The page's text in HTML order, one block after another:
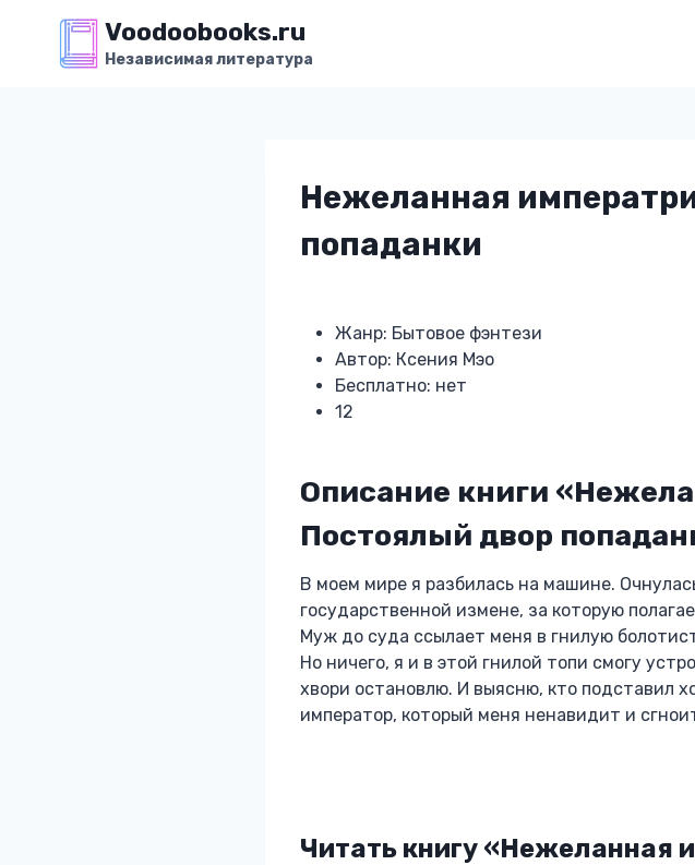
содержимому
Voodoobooks.ru
Независимая литература
Нежеланная
попаданки
Жанр: Бытовое фэнтези
Автор: Ксения Мэо
Бесплатно: нет
12
Описание книги
Постоялый двор
В моем мире я разбилась на машине.
государственной измене, за которую
Муж до суда ссылает меня в гнилую
Но ничего, я и в этой гнилой топи смогу
хвори остановлю. И выясню, кто подставил
император, который меня ненавидит и
Читать книгу «Нежеланная